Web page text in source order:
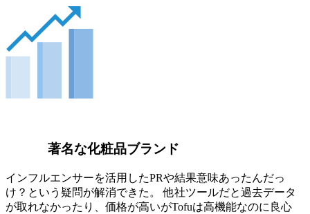
著名な化粧品ブランド
インフルエンサーを活用したPRや結果意味あったんだっ
け？という疑問が解消できた。 他社ツールだと過去データ
が取れなかったり、価格が高いがTofuは高機能なのに良心